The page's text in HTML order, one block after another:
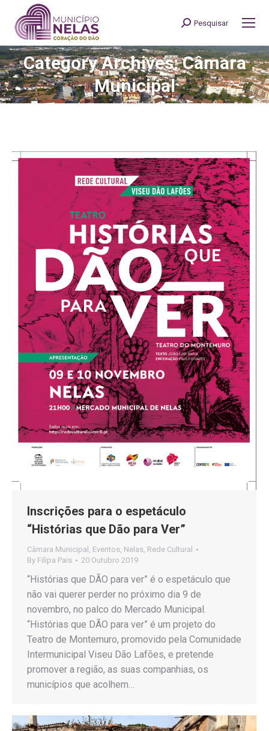
Search:
Pesquisar
Category Archives: Câmara
Municipal
You are here:
Inscrições para o espetáculo
“Histórias que Dão para Ver”
Câmara Municipal Eventos Nelas Rede Cultural
By Filipa Pais 20 Outubro 2019
“Histórias que DÃO para ver” é o espetáculo que
não vai querer perder no próximo dia 9 de
novembro, no palco do Mercado Municipal.
“Histórias que DÃO para ver” é um projeto do
Teatro de Montemuro, promovido pela Comunidade
Intermunicipal Viseu Dão Lafões, e pretende
promover a região, as suas companhias, os
municípios que acolhem…